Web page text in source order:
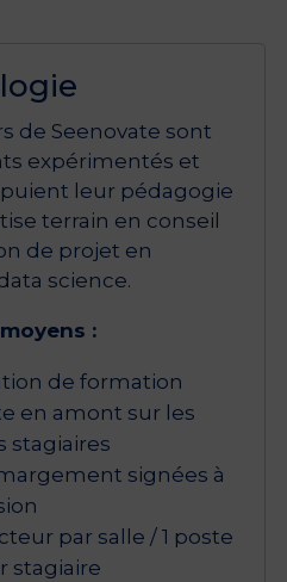
de Seenovate sont
expérimentés et
leur pédagogie
terrain en conseil
de projet en
science.
:
de formation
en amont sur les
stagiaires
signées à
par salle / 1 poste
stagiaire